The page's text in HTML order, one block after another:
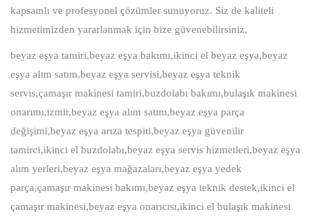
kapsamlı ve profesyonel çözümler sunuyoruz. Siz de kaliteli
hizmetimizden yararlanmak için bize güvenebilirsiniz.
beyaz eşya tamiri,beyaz eşya bakımı,ikinci el beyaz eşya,beyaz
eşya alım satım,beyaz eşya servisi,beyaz eşya teknik
servis,çamaşır makinesi tamiri,buzdolabı bakımı,bulaşık makinesi
onarımı,izmir,beyaz eşya alım satım,beyaz eşya parça
değişimi,beyaz eşya arıza tespiti,beyaz eşya güvenilir
tamirci,ikinci el buzdolabı,beyaz eşya servis hizmetleri,beyaz eşya
alım yerleri,beyaz eşya mağazaları,beyaz eşya yedek
parça,çamaşır makinesi bakımı,beyaz eşya teknik destek,ikinci el
çamaşır makinesi,beyaz eşya onarıcısı,ikinci el bulaşık makinesi